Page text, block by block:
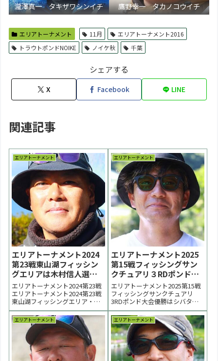
瀧澤真一 タキザワシンイチ 鷹野幸一 タカノコウイチ
エリアトーナメント 11月
エリアトーナメント2016
トラウトポンドNOIKE
ノイケ秋 千葉
シェアする
X Facebook LINE
関連記事
エリアトーナメント
エリアトーナメント2024
第23戦東山湖フィッシン
グエリアは木村信人選手
が優勝【大会結果】
エリアトーナメント2024第23戦
エリアトーナメント2024第23戦
東山湖フィッシングエリア・大
会は１２月らしい冷え込みの中
で行われボトム優勢の展開とな
りました。優勝は木村信人選
手、２位は茂木健選手、足立剛
宗選手でした。 < 前の大会 2024
一覧 次の大会 >表彰台 優勝：木
村...
エリアトーナメント
エリアトーナメント2025
第15戦フィッシングサン
クチュアリ３RDポンド大
会はシバタユウヤ選手が
優勝【大会速報】
エリアトーナメント2025第15戦
フィッシングサンクチュアリ
3RDポンド大会優勝はシバタユ
ウヤ選手、２位は辻村和貴選
手、３位は竹中祐佳里選手でし
た。 < 前の大会 2025一覧 次の大
会 >【大会結果・詳細につい
て】更新は火曜日以後になりま
す。point1位 シバタユウヤ
30p...
エリアトーナメント エリアトーナメント